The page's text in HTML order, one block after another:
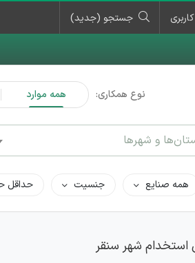
جستجو (جدید)
نوع همکاری: همه موارد
و شهرها
همه صنایع جنسیت حداقل
استخدام شهر سنقر